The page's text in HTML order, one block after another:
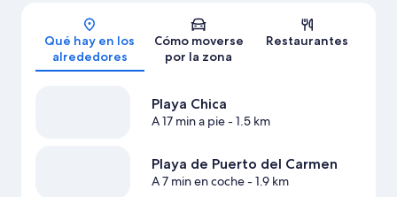
Mapa
Qué hay en los
alrededores
Cómo moverse
por la zona
Restaurantes
Playa Chica
A 17 min a pie- 1.5 km
Playa de Puerto del Carmen
A 7 min en coche- 1.9 km